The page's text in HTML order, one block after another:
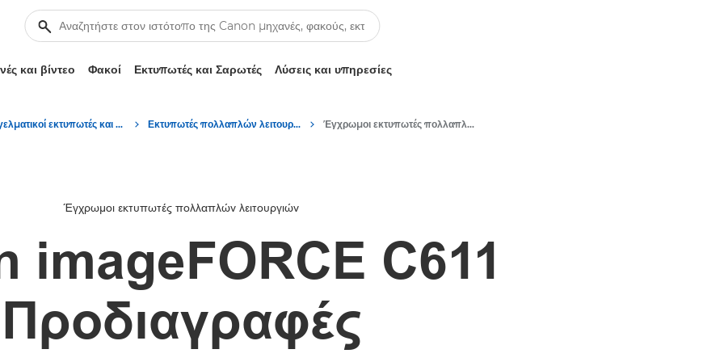
και βίντεο Φακοί Εκτυπωτές και Σαρωτές Λύσεις και υπηρεσίες
Επαγγελματικοί εκτυπωτές και μηχανήματα φαξ Εκτυπωτές πολλαπλών λειτουργιών – Πολυμηχανήματα Έγχρωμοι εκτυπωτές πολλαπλών λειτουργιών
Έγχρωμοι εκτυπωτές πολλαπλών λειτουργιών
imageFORCE C611
Προδιαγραφές